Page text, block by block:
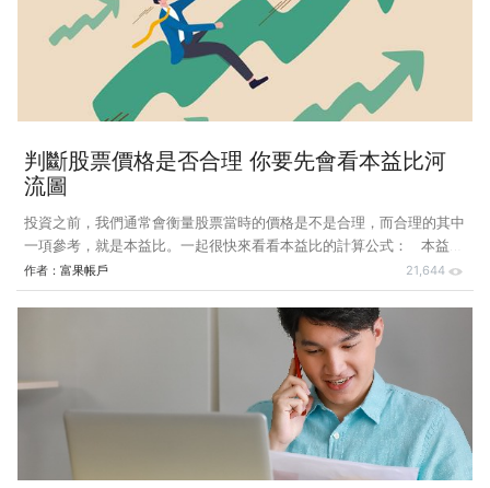
判斷股票價格是否合理 你要先會看本益比河
流圖
投資之前，我們通常會衡量股票當時的價格是不是合理，而合理的其中
一項參考，就是本益比。一起很快來看看本益比的計算公式： 本益比
的計算公式： 本益比公式的分子，表示現在的股價，而分母相較於使
用全年 EPS，富果團隊更建議投資人使用近四季 EPS ，因為每季都會
更新，更能掌握每股盈餘變動狀況。 本益比代表什麼？ 以更白話的
方式解釋，本益比也可以理解為兩種： 1.「買股票的投入成本、比上
每年獲益」的比例 2.「買進這檔股票，我要幾年可以回本呢？」 綜合
這兩個說法，如果每年獲利不變，買一檔股票的成本越低，本
作者： 富果帳戶 21,644